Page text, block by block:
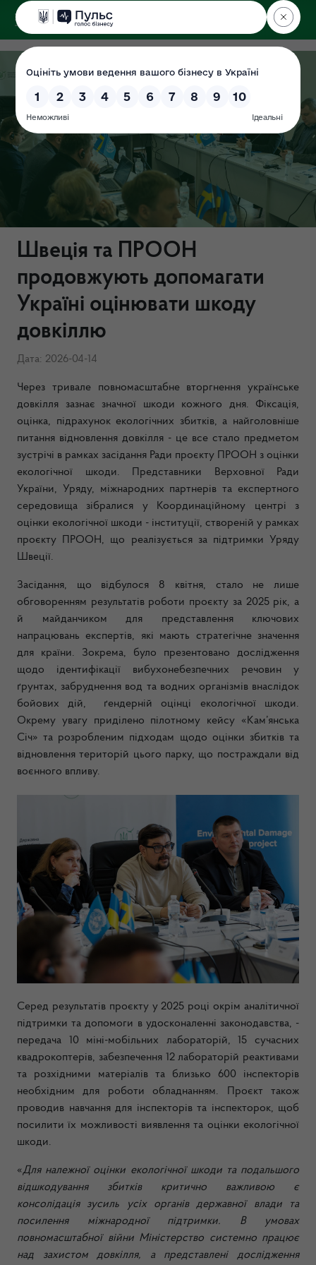
ДЕРЖЕКОІНСПЕКЦІЯ
Швеція та ПРООН
продовжують допомагати
Україні оцінювати шкоду
довкіллю
Дата: 2026-04-14
Через тривале повномасштабне вторгнення українське
довкілля зазнає значної шкоди кожного дня. Фіксація,
оцінка, підрахунок екологічних збитків, а найголовніше
питання відновлення довкілля - це все стало предметом
зустрічі в рамках засідання Ради проєкту ПРООН з оцінки
екологічної шкоди. Представники Верховної Ради
України, Уряду, міжнародних партнерів та експертного
середовища зібралися у Координаційному центрі з
оцінки екологічної шкоди - інституції, створеній у рамках
проєкту ПРООН, що реалізується за підтримки Уряду
Швеції.
Засідання, що відбулося 8 квітня, стало не лише
обговоренням результатів роботи проєкту за 2025 рік, а
й майданчиком для представлення ключових
напрацювань експертів, які мають стратегічне значення
для країни. Зокрема, було презентовано дослідження
щодо ідентифікації вибухонебезпечних речовин у
ґрунтах, забруднення вод та водних організмів внаслідок
бойових дій, ґендерній оцінці екологічної шкоди.
Окрему увагу приділено пілотному кейсу «Кам’янська
Січ» та розробленим підходам щодо оцінки збитків та
відновлення територій цього парку, що постраждали від
воєнного впливу.
Серед результатів проєкту у 2025 році окрім аналітичної
підтримки та допомоги в удосконаленні законодавства, -
передача 10 міні-мобільних лабораторій, 15 сучасних
квадрокоптерів, забезпечення 12 лабораторій реактивами
та розхідними матеріалів та близько 600 інспекторів
необхідним для роботи обладнанням. Проєкт також
проводив навчання для інспекторів та інспекторок, щоб
посилити їх можливості виявлення та оцінки екологічної
шкоди.
«Для належної оцінки екологічної шкоди та подальшого
відшкодування збитків критично важливою є
консолідація зусиль усіх органів державної влади та
посилення міжнародної підтримки. В умовах
повномасштабної війни Міністерство системно працює
над захистом довкілля, а представлені дослідження